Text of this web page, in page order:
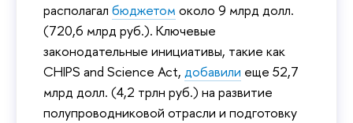
располагал бюджетом около 9 млрд долл.
(720,6 млрд руб.). Ключевые
законодательные инициативы, такие как
CHIPS and Science Act, добавили еще 52,7
млрд долл. (4,2 трлн руб.) на развитие
полупроводниковой отрасли и подготовку